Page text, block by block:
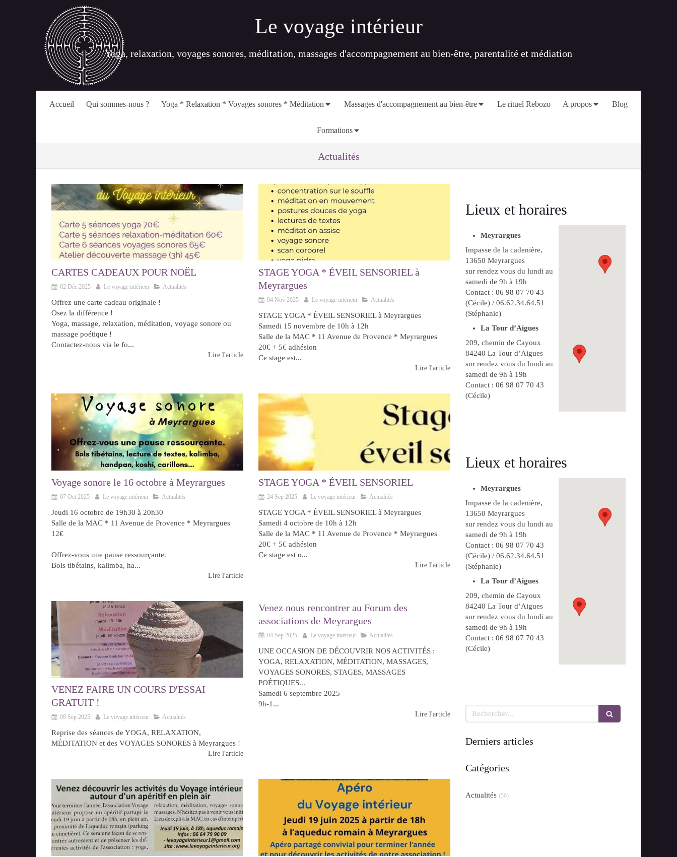
Le voyage intérieur
Yoga, relaxation, voyages sonores, méditation, massages d'accompagnement au bien-être, parentalité et médiation
Accueil Qui sommes-nous ? Yoga * Relaxation * Voyages sonores * Méditation Massages d'accompagnement au bien-être Le rituel Rebozo A propos Blog
Formations
Actualités
CARTES CADEAUX POUR NOËL
02 Déc 2025 Le voyage intérieur Actualités
Offrez une carte cadeau originale !
Osez la différence !
Yoga, massage, relaxation, méditation, voyage sonore ou
massage poétique !
Contactez-nous via le fo...
Lire l'article
STAGE YOGA * ÉVEIL SENSORIEL à
Meyrargues
04 Nov 2025 Le voyage intérieur Actualités
STAGE YOGA * ÉVEIL SENSORIEL à Meyrargues
Samedi 15 novembre de 10h à 12h
Salle de la MAC * 11 Avenue de Provence * Meyrargues
20€ + 5€ adhésion
Ce stage est...
Lire l'article
Voyage sonore le 16 octobre à Meyrargues
07 Oct 2025 Le voyage intérieur Actualités
Jeudi 16 octobre de 19h30 à 20h30
Salle de la MAC * 11 Avenue de Provence * Meyrargues
12€
Offrez-vous une pause ressourçante.
Bols tibétains, kalimba, ha...
Lire l'article
STAGE YOGA * ÉVEIL SENSORIEL
24 Sep 2025 Le voyage intérieur Actualités
STAGE YOGA * ÉVEIL SENSORIEL à Meyrargues
Samedi 4 octobre de 10h à 12h
Salle de la MAC * 11 Avenue de Provence * Meyrargues
20€ + 5€ adhésion
Ce stage est o...
Lire l'article
VENEZ FAIRE UN COURS D'ESSAI
GRATUIT !
09 Sep 2025 Le voyage intérieur Actualités
Reprise des séances de YOGA, RELAXATION,
MÉDITATION et des VOYAGES SONORES à Meyrargues !
Lire l'article
Venez nous rencontrer au Forum des
associations de Meyrargues
04 Sep 2025 Le voyage intérieur Actualités
UNE OCCASION DE DÉCOUVRIR NOS ACTIVITÉS :
YOGA, RELAXATION, MÉDITATION, MASSAGES,
VOYAGES SONORES, STAGES, MASSAGES
POÉTIQUES...
Samedi 6 septembre 2025
9h-1...
Lire l'article
Lieux et horaires
Meyrargues
Impasse de la cadenière,
13650 Meyrargues
sur rendez vous du lundi au
samedi de 9h à 19h
Contact : 06 98 07 70 43
(Cécile) / 06.62.34.64.51
(Stéphanie)
La Tour d’Aigues
209, chemin de Cayoux
84240 La Tour d’Aigues
sur rendez vous du lundi au
samedi de 9h à 19h
Contact : 06 98 07 70 43
(Cécile)
Lieux et horaires
Meyrargues
Impasse de la cadenière,
13650 Meyrargues
sur rendez vous du lundi au
samedi de 9h à 19h
Contact : 06 98 07 70 43
(Cécile) / 06.62.34.64.51
(Stéphanie)
La Tour d’Aigues
209, chemin de Cayoux
84240 La Tour d’Aigues
sur rendez vous du lundi au
samedi de 9h à 19h
Contact : 06 98 07 70 43
(Cécile)
Rechercher
Derniers articles
Catégories
Actualités (56)